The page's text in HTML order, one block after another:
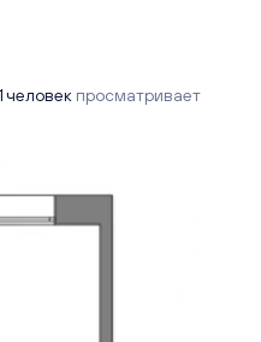
человек просматривает